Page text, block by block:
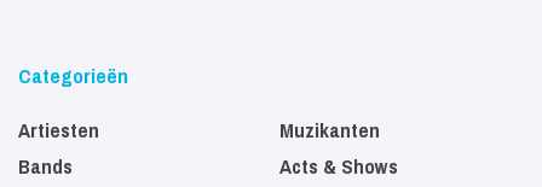
Categorieën
Artiesten
Bands
Muzikanten
Acts & Shows